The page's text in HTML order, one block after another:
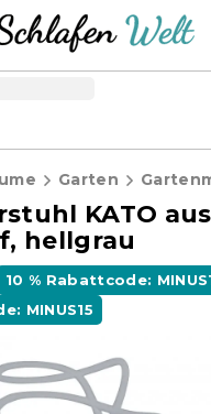
Garten
KATO aus
hellgrau
10 % Rabattcode:
MINUS15